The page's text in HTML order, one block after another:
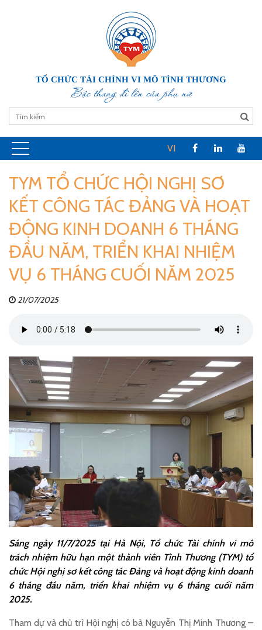
TỔ CHỨC TÀI CHÍNH VI MÔ TÌNH THƯƠNG
Bậc thang đi lên của phụ nữ
VI
TYM TỔ CHỨC HỘI NGHỊ SƠ
KẾT CÔNG TÁC ĐẢNG VÀ HOẠT
ĐỘNG KINH DOANH 6 THÁNG
ĐẦU NĂM, TRIỂN KHAI NHIỆM
VỤ 6 THÁNG CUỐI NĂM 2025
21/07/2025
Sáng ngày 11/7/2025 tại Hà Nội, Tổ chức Tài chính vi mô
trách nhiệm hữu hạn một thành viên Tình Thương (TYM) tổ
chức Hội nghị sơ kết công tác Đảng và hoạt động kinh doanh
6 tháng đầu năm, triển khai nhiệm vụ 6 tháng cuối năm
2025.
Tham dự và chủ trì Hội nghị có bà Nguyễn Thị Minh Thương –